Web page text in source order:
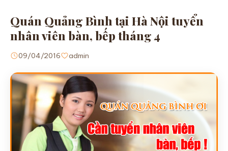
ĐỒ UỐNG
ĐẶT SHIP
LIÊN HỆ
Quán Quảng Bình tại Hà Nội tuyển
nhân viên bàn, bếp tháng 4
09/04/2016 admin